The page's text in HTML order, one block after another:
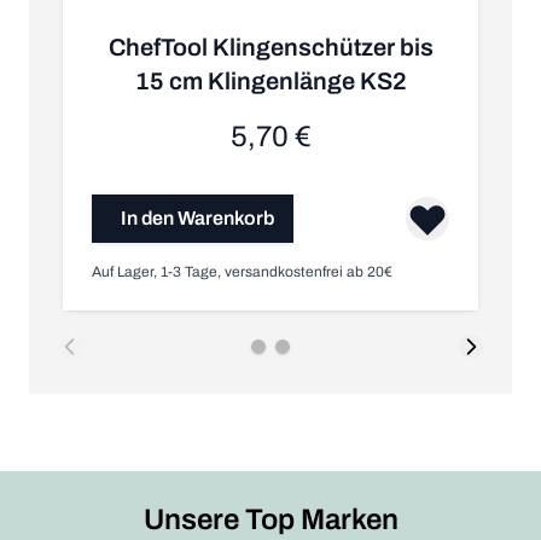
ChefTool Klingenschützer bis
15 cm Klingenlänge KS2
5,70 €
In den Warenkorb
Auf Lager, 1-3 Tage, versandkostenfrei ab 20€
Unsere Top Marken